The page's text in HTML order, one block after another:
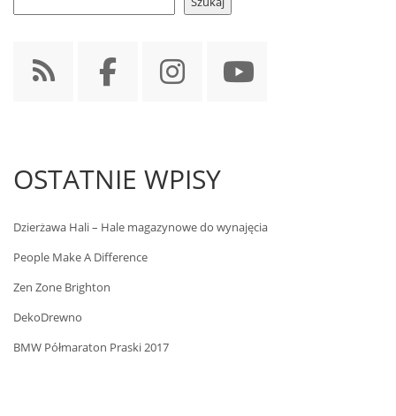
OSTATNIE WPISY
Dzierżawa Hali – Hale magazynowe do wynajęcia
People Make A Difference
Zen Zone Brighton
DekoDrewno
BMW Półmaraton Praski 2017